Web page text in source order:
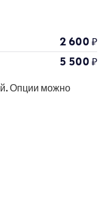
2 600₽
5 500₽
Опции можно